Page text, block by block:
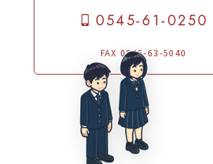
0545-61-0250
FAX 0545-63-5040